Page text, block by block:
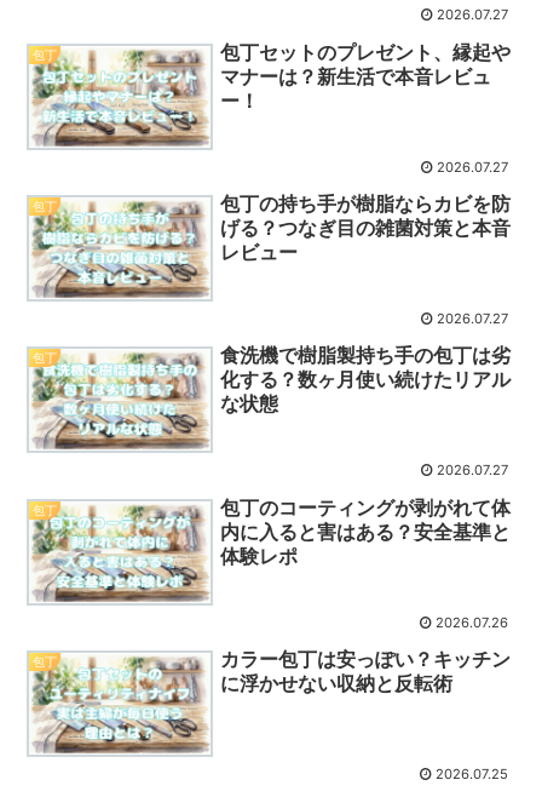
2026.07.27
包丁
包丁セットのプレゼント、縁起や
マナーは？新生活で本音レビュ
ー！
2026.07.27
包丁
包丁の持ち手が樹脂ならカビを防
げる？つなぎ目の雑菌対策と本音
レビュー
2026.07.27
包丁
食洗機で樹脂製持ち手の包丁は劣
化する？数ヶ月使い続けたリアル
な状態
2026.07.27
包丁
包丁のコーティングが剥がれて体
内に入ると害はある？安全基準と
体験レポ
2026.07.26
包丁
カラー包丁は安っぽい？キッチン
に浮かせない収納と反転術
2026.07.25